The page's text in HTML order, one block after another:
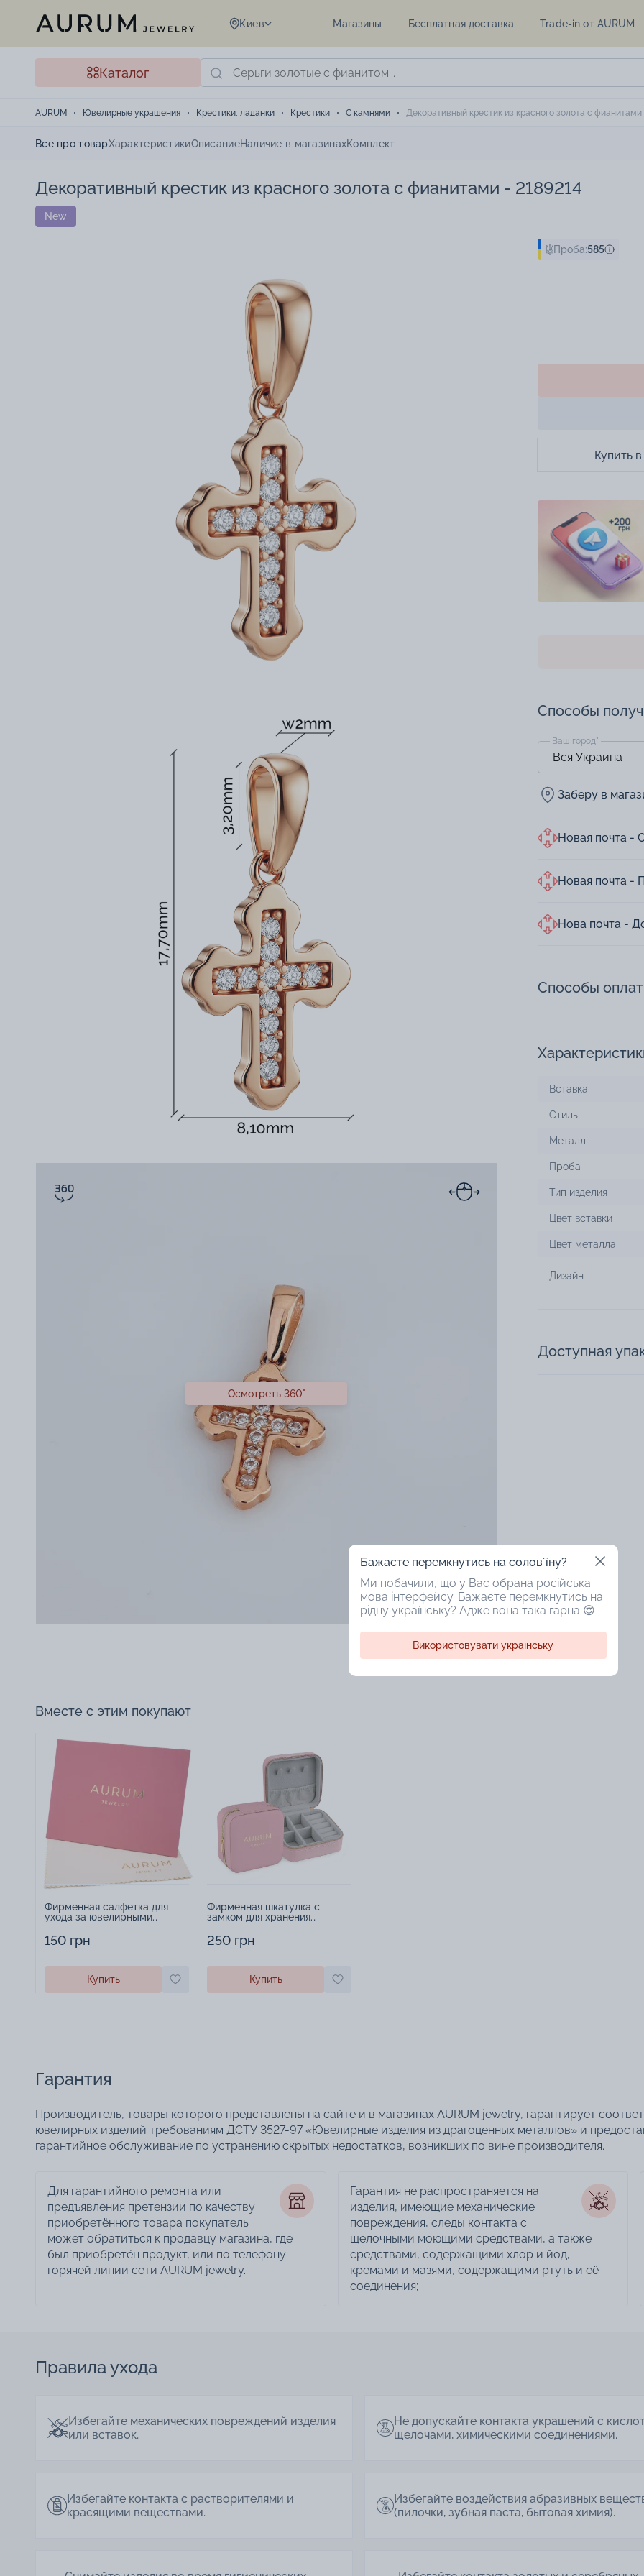
Киев Магазины Бесплатная доставка Trade-in от AURUM
Каталог
AURUM Ювелирные украшения Крестики, ладанки Крестики С камнями Декоративный крестик из красного золота с фианитами
Все про товарХарактеристикиОписаниеНаличие в магазинахКомплект
Декоративный крестик из красного золота с фианитами - 2189214
New
Осмотреть 360°
Проба:585
Купить в
Способы
Ваш город*
Заберу в
Новая почта -
Новая почта -
Нова почта -
Способы
Вставка
Стиль
Металл
Проба
Тип изделия
Цвет вставки
Цвет металла
Дизайн
Доступная
Вместе с этим покупают
Фирменная салфетка для
ухода за ювелирными
150 грн
Купить
Фирменная шкатулка с
замком для хранения
250 грн
Купить
Гарантия
Производитель, товары которого представлены на сайте и в магазинах AURUM jewelry, гарантирует
ювелирных изделий требованиям ДСТУ 3527-97 «Ювелирные изделия из драгоценных металлов» и
гарантийное обслуживание по устранению скрытых недостатков, возникших по вине производителя.
Для гарантийного ремонта или
предъявления претензии по качеству
приобретённого товара покупатель
может обратиться к продавцу магазина, где
был приобретён продукт, или по телефону
горячей линии сети AURUM jewelry.
Гарантия не распространяется на
изделия, имеющие механические
повреждения, следы контакта с
щелочными моющими средствами, а также
средствами, содержащими хлор и йод,
кремами и мазями, содержащими ртуть и её
соединения;
Правила ухода
Избегайте механических повреждений изделия
или вставок.
Не допускайте контакта украшений с
щелочами, химическими соединениями.
Избегайте контакта с растворителями и
красящими веществами.
Избегайте воздействия абразивных
(пилочки, зубная паста, бытовая химия).
Бажаєте перемкнутись на соловʼїну?
Ми побачили, що у Вас обрана російська
мова інтерфейсу. Бажаєте перемкнутись на
рідну українську? Адже вона така гарна 😍
Використовувати українську